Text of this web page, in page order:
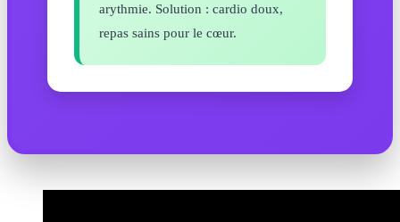
arythmie. Solution : cardio doux,
repas sains pour le cœur.